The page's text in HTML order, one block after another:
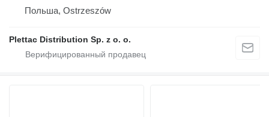
Польша, Ostrzeszów
Plettac Distribution Sp. z o. o.